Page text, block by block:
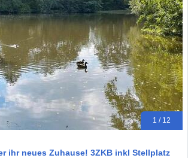
1 / 12
ihr neues Zuhause! 3ZKB inkl Stellplatz